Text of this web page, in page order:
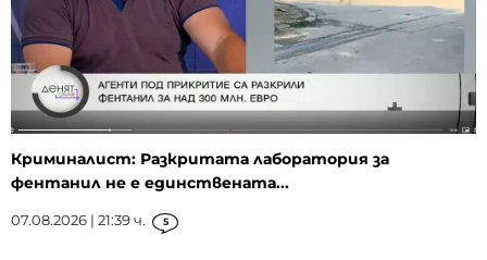
Криминалист: Разкритата лаборатория за
фентанил не е единствената...
07.08.2026 | 21:39 ч. 5